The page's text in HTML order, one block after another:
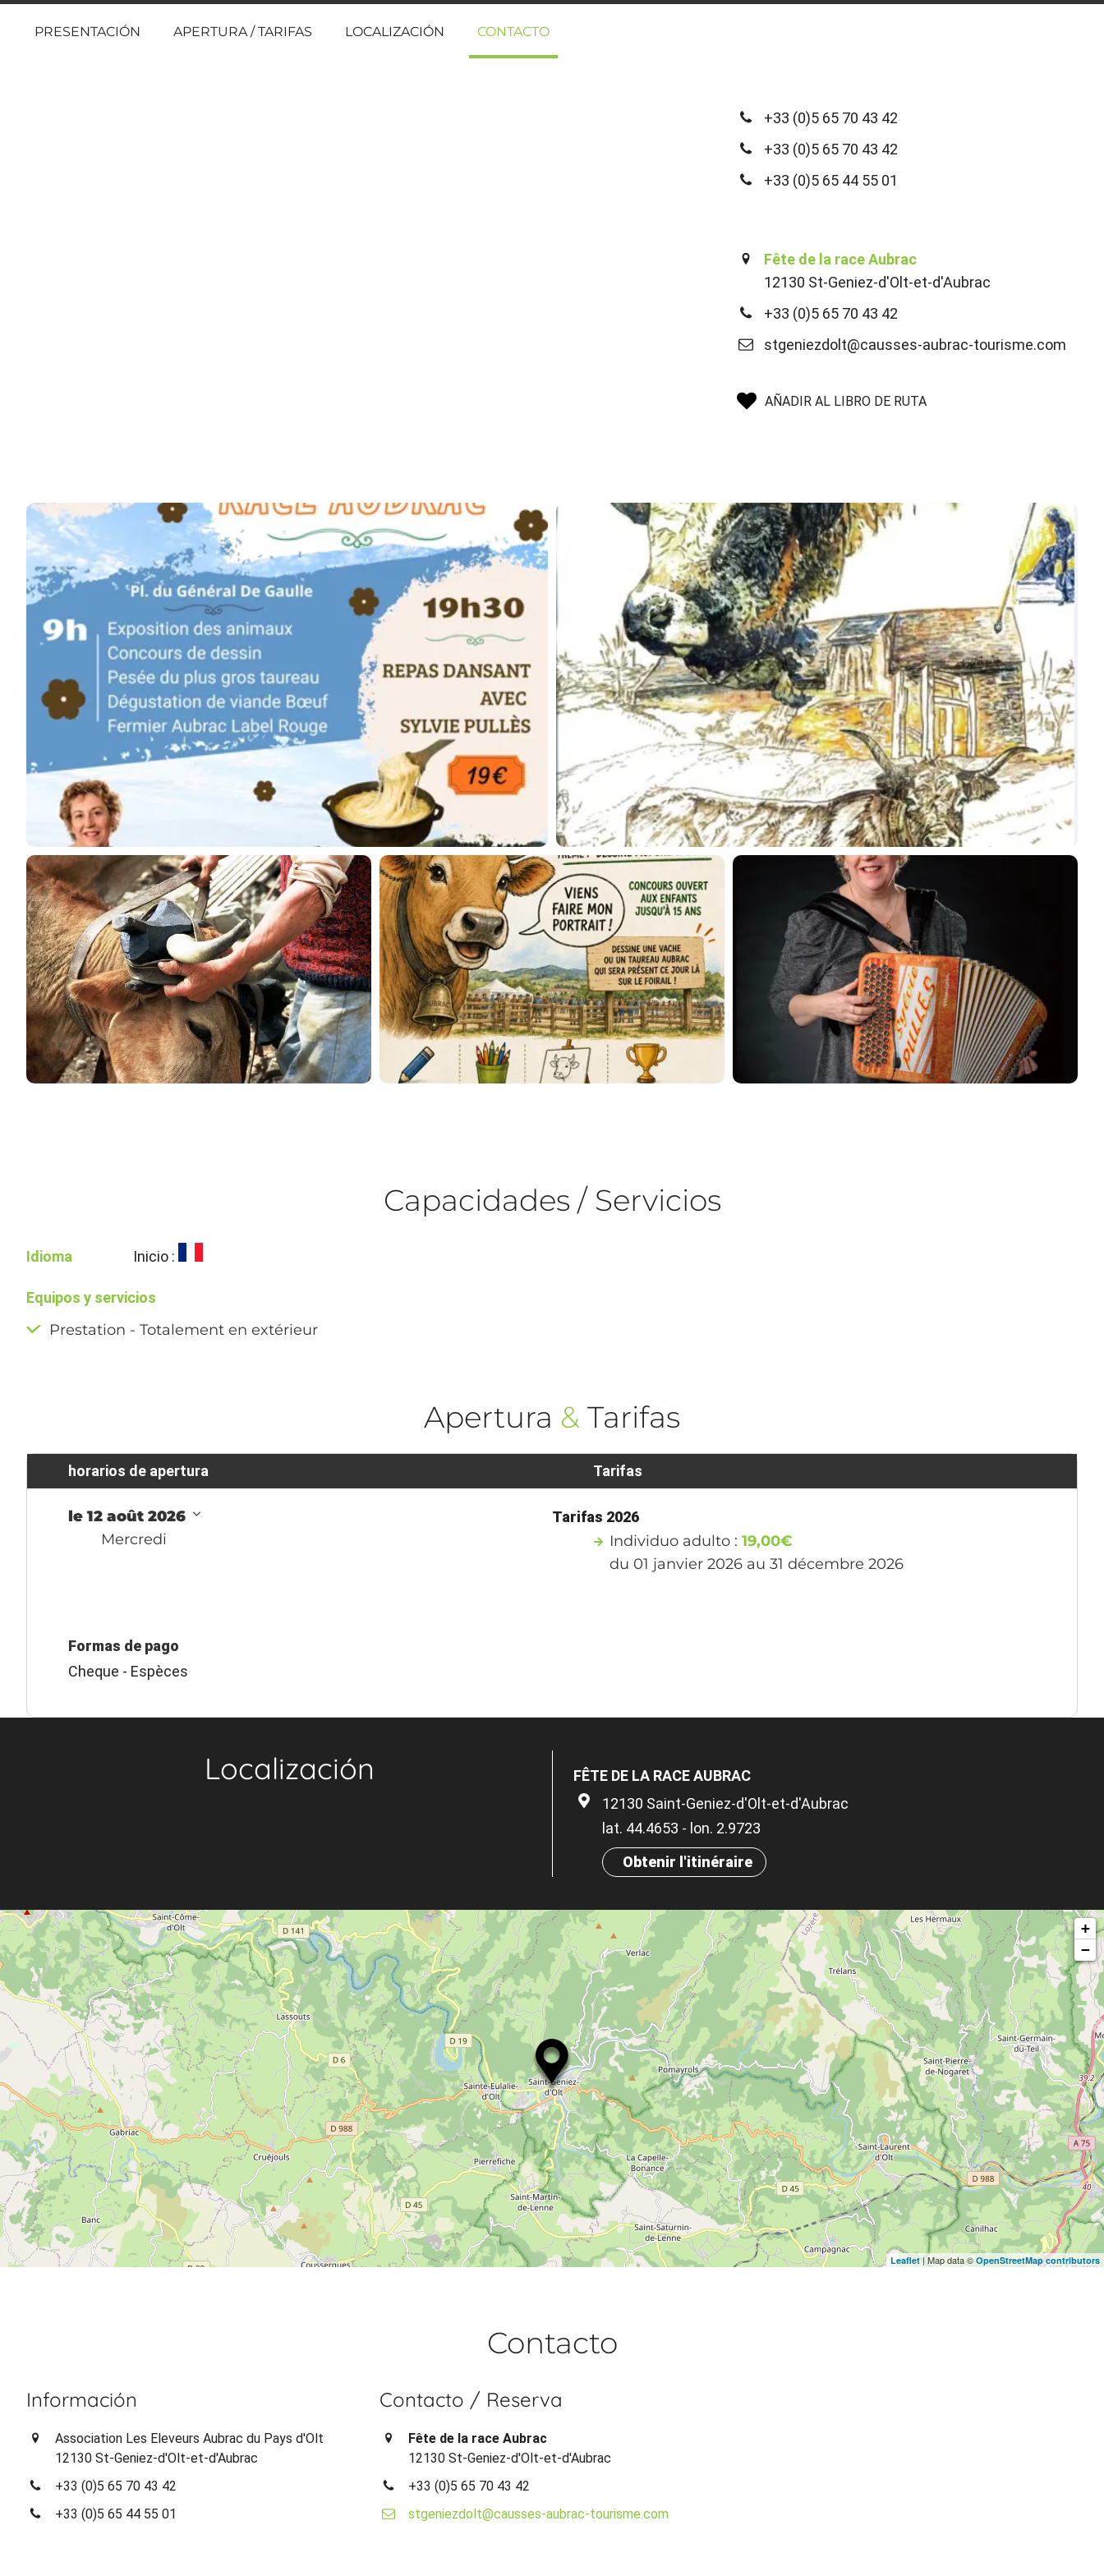
PRESENTACIÓN APERTURA / TARIFAS LOCALIZACIÓN CONTACTO
+33 (0)5 65 70 43 42
+33 (0)5 65 70 43 42
+33 (0)5 65 44 55 01
Fête de la race Aubrac
12130 St-Geniez-d'Olt-et-d'Aubrac
+33 (0)5 65 70 43 42
stgeniezdolt@causses-aubrac-tourisme.com
AÑADIR AL LIBRO DE RUTA
Capacidades / Servicios
Idioma Inicio :
Equipos y servicios
Prestation - Totalement en extérieur
Apertura & Tarifas
horarios de apertura
le 12 août 2026
Mercredi
Tarifas
Tarifas 2026
Individuo adulto : 19,00€
du 01 janvier 2026 au 31 décembre 2026
Formas de pago
Cheque - Espèces
Localización
FÊTE DE LA RACE AUBRAC
12130 Saint-Geniez-d'Olt-et-d'Aubrac
lat. 44.4653 - lon. 2.9723
Obtenir l'itinéraire
+
−
Leaflet| Map data © OpenStreetMap contributors
Contacto
Información
Association Les Eleveurs Aubrac du Pays d'Olt
12130 St-Geniez-d'Olt-et-d'Aubrac
+33 (0)5 65 70 43 42
+33 (0)5 65 44 55 01
Contacto / Reserva
Fête de la race Aubrac
12130 St-Geniez-d'Olt-et-d'Aubrac
+33 (0)5 65 70 43 42
stgeniezdolt@causses-aubrac-tourisme.com